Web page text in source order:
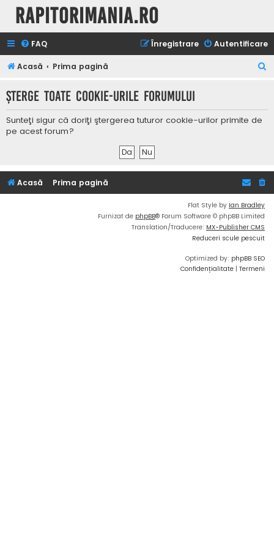
Rapitorimania.ro
FAQ Autentificare
Înregistrare
Acasă Prima pagină
t
Şterge toate cookie-urile forumului
Sunteţi sigur că doriţi ştergerea tuturor cookie-urilor primite de
pe acest forum?
Acasă Prima pagină
Flat Style by Ian Bradley
Furnizat de phpBB® Forum Software © phpBB Limited
Translation/Traducere: MX-Publisher CMS
Reduceri scule pescuit
Optimized by: phpBB SEO
Confidențialitate | Termeni